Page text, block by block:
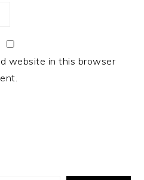
website in this browser